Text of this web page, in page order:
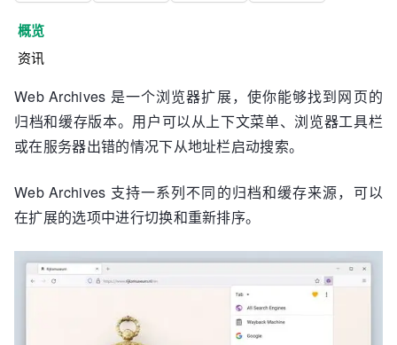
概览
资讯
Web Archives 是一个浏览器扩展，使你能够找到网页的
归档和缓存版本。用户可以从上下文菜单、浏览器工具栏
或在服务器出错的情况下从地址栏启动搜索。
Web Archives 支持一系列不同的归档和缓存来源，可以
在扩展的选项中进行切换和重新排序。